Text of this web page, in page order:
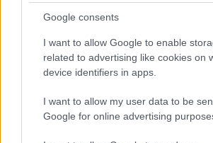
Google consents
I want to allow Google to enable
related to advertising like cookies on
device identifiers in apps.
I want to allow my user data to be
Google for online advertising
Antes de lesionarse, disputó 47 partidos
en los que marcó 6 goles y repartió 8
Argentina solía actuar como extremo
jugar en la Fiorentina.